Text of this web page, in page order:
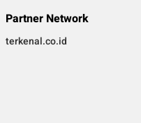
Partner Network
terkenal.co.id